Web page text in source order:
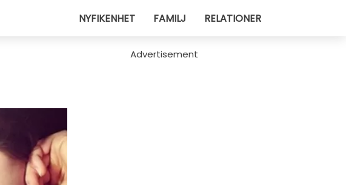
NYFIKENHET FAMILJ RELATIONER
Advertisement